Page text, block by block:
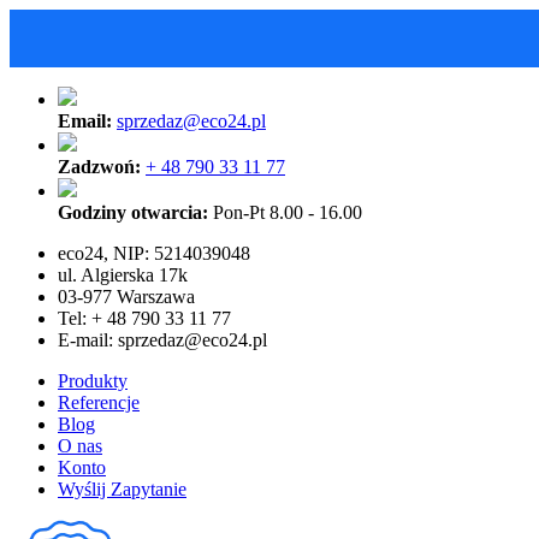
Email: sprzedaz@eco24.pl
Zadzwoń: + 48 790 33 11 77
Godziny otwarcia: Pon-Pt 8.00 - 16.00
eco24, NIP: 5214039048
ul. Algierska 17k
03-977 Warszawa
Tel: + 48 790 33 11 77
E-mail: sprzedaz@eco24.pl
Produkty
Referencje
Blog
O nas
Konto
Wyślij Zapytanie